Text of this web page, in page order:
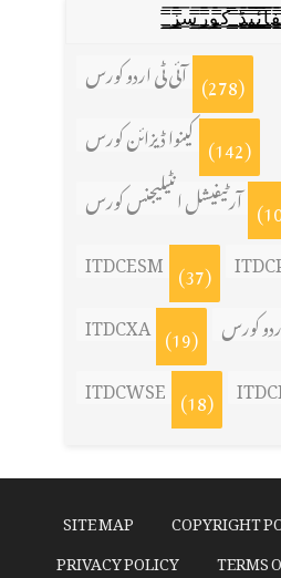
̳̿͟͞ک̳̿͟͞و̳̿͟͞ر̳̿͟͞س̳̿͟͞ز̳̿͟͞
آئی ٹی اردو کورس (278)
کینوا ڈیزائن کورس (142)
آرٹیفیشل انٹیلیجنس کورس
ITDCESM (37)
ITDCXA (19) کورس
ITDCWSE (18)
COPYRIGHT
SITE MAP
TERMS
PRIVACY POLICY